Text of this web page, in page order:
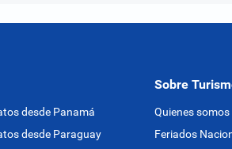
desde Panamá
desde Paraguay
Sobre
Quienes somos
Feriados